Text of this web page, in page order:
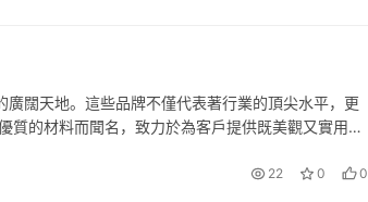
闊天地。這些品牌不僅代表著行業的頂尖水平，更
質的材料而聞名，致力於為客戶提供既美觀又實用的
22 0 0